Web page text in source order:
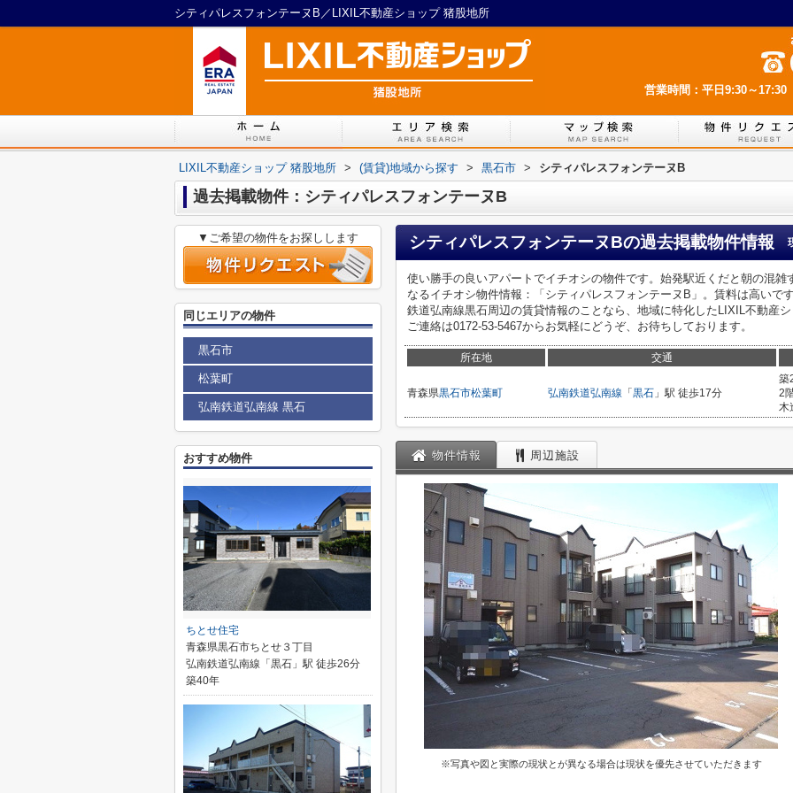
シティパレスフォンテーヌB／LIXIL不動産ショップ 猪股地所
営業時間：平日9:30～
LIXIL不動産ショップ 猪股地所 > (賃貸)地域から探す > 黒石市 > シティパレスフォンテーヌB
過去掲載物件：シティパレスフォンテーヌB
シティパレスフォンテーヌBの過去掲載物件情報
使い勝手の良いアパートでイチオシの物件です。始発駅近くだと朝の混
なるイチオシ物件情報：「シティパレスフォンテーヌB」。賃料は高いで
鉄道弘南線黒石周辺の賃貸情報のことなら、地域に特化したLIXIL不動産
ご連絡は0172-53-5467からお気軽にどうぞ、お待ちしております。
所在地 交通
青森県黒石市松葉町 弘南鉄道弘南線 「 黒石 」駅 徒歩17分
築
2
木
物件情報 周辺施設
※写真や図と実際の現状とが異なる場合は現状を優先させていただきます
▼ご希望の物件をお探しします
同じエリアの物件
黒石市
松葉町
弘南鉄道弘南線 黒石
おすすめ物件
ちとせ住宅
青森県黒石市ちとせ３丁目
弘南鉄道弘南線「黒石」駅 徒歩26分
築40年